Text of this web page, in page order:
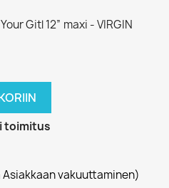
Gitl 12” maxi - VIRGIN
toimitus
vakuuttaminen)